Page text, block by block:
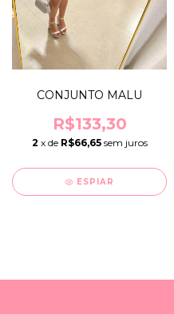
CONJUNTO MALU
R$133,30
2 x de R$66,65 sem juros
ESPIAR